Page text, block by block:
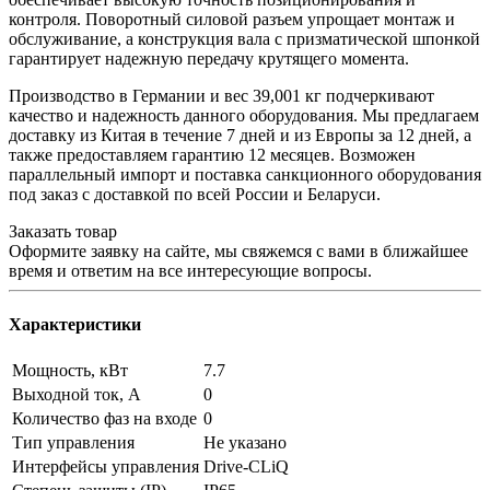
контроля. Поворотный силовой разъем упрощает монтаж и
обслуживание, а конструкция вала с призматической шпонкой
гарантирует надежную передачу крутящего момента.
Производство в Германии и вес 39,001 кг подчеркивают
качество и надежность данного оборудования. Мы предлагаем
доставку из Китая в течение 7 дней и из Европы за 12 дней, а
также предоставляем гарантию 12 месяцев. Возможен
параллельный импорт и поставка санкционного оборудования
под заказ с доставкой по всей России и Беларуси.
Заказать товар
Оформите заявку на сайте, мы свяжемся с вами в ближайшее
время и ответим на все интересующие вопросы.
Характеристики
Мощность, кВт
7.7
Выходной ток, А
0
Количество фаз на входе 0
Тип управления
Не указано
Интерфейсы управления Drive-CLiQ